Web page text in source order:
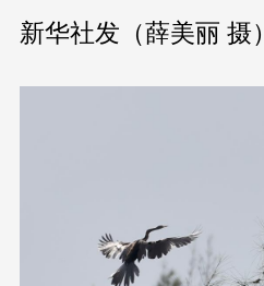
新华社发（薛美丽 摄）